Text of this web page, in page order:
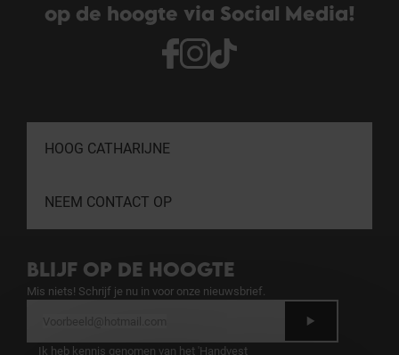
op de hoogte via Social Media!
HOOG CATHARIJNE
NEEM CONTACT OP
BLIJF OP DE HOOGTE
Mis niets! Schrijf je nu in voor onze nieuwsbrief.
Ik heb kennis genomen van het 'Handvest